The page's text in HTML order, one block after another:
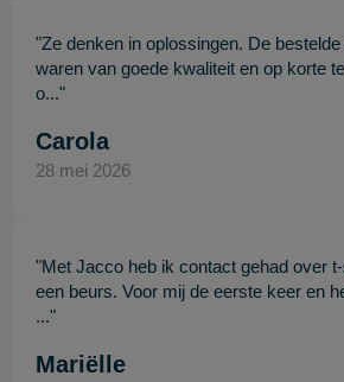
"Ze denken in oplossingen. De
waren van goede kwaliteit en op korte
o..."
Carola
28 mei 2026
"Met Jacco heb ik contact gehad over
een beurs. Voor mij de eerste keer en
..."
Mariëlle